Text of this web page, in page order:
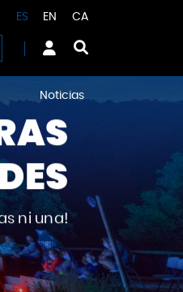
ES EN CA
Noticias
ni una!